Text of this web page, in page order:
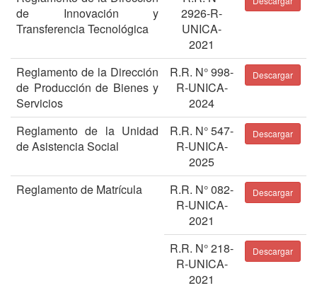
de Innovación y
Transferencia Tecnológica
2926-R-
UNICA-
2021
Reglamento de la Dirección
de Producción de Bienes y
Servicios
R.R. N° 998-
R-UNICA-
2024
Descargar
Reglamento de la Unidad
de Asistencia Social
R.R. N° 547-
R-UNICA-
2025
Descargar
Reglamento de Matrícula
R.R. N° 082-
R-UNICA-
2021
Descargar
R.R. N° 218-
R-UNICA-
2021
Descargar